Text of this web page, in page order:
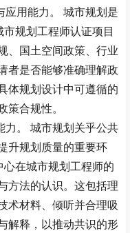
用能力。
城市规划是
市规划工程师认证项目
、国土空间政策、行业
者是否能够准确理解政
体规划设计中可遵循的
策合规性。
。
城市规划关乎公共
升规划质量的重要环
在城市规划工程师的
方法的认识。这包括理
术材料、倾听并合理吸
解释，以推动共识的形